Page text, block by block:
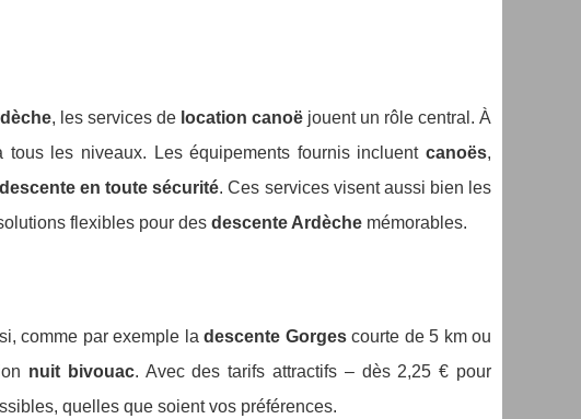
, les services de location canoëjouent un rôle central. À
les niveaux. Les équipements fournis incluent canoës,
descente en toute sécurité. Ces services visent aussi bien les
flexibles pour des descente Ardèche mémorables.
comme par exemple ladescente Gorgescourte de 5 km ou
nuit bivouac. Avec des tarifs attractifs – dès 2,25 € pour
quelles que soient vos préférences.